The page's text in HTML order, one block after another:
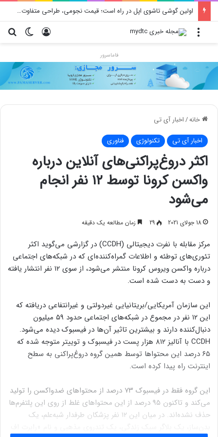
محدودیت جدید اینستاگرام: هر پست فقط پنج هشتگ
تغییر ورود منو
فاماسرور
خانه/اخبار آی تی
اخبار آی تی تکنولوژی فناوری
اکثر دروغ‌پراکنی‌های آنلاین درباره
واکسن کرونا توسط ۱۲ نفر انجام
می‌شود
18 جولای 2021 29 زمان مطالعه یک دقیقه
مرکز مقابله با نفرت دیجیتالی (CCDH) در گزارشی می‌گوید اکثر
تئوری‌های توطئه و اطلاعات گمراه‌کننده‌ای که در شبکه‌های اجتماعی
درباره واکسن ویروس کرونا منتشر می‌شود، از سوی ۱۲ نفر انتشار یافته
و دست به دست شده است.
این سازمان آمریکایی/بریتانیایی غیردولتی و غیرانتفاعی دریافته که
این ۱۲ نفر در مجموع در شبکه‌های اجتماعی حدود ۵۹ میلیون
دنبال‌کننده دارند و بیشترین تاثیر آن‌ها در فیسبوک دیده می‌شود.
CCDH با آنالیز ۸۱۲ هزار پست در فیسبوک و توییتر متوجه شده که
۶۵ درصد این محتواها توسط همین گروه دروغ‌پراکنی به سطح
اینترنت راه پیدا کرده است.
این گروه فقط در فیسبوک ۷۳ درصد از محتواهای ضدواکسن را تولید
می‌کند و تاکنون ۹۵ درصد از این محتواهای غلط از روی این پلتفرم‌ها
حذف نشده‌اند. در میان این ۱۲ نفر پزشکان طرفدار شبه‌علم، یک